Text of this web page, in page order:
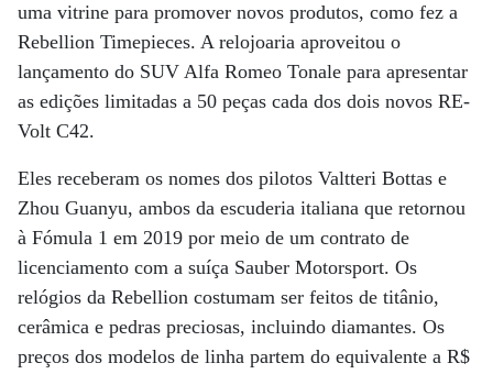
uma vitrine para promover novos produtos, como fez a
Rebellion Timepieces. A relojoaria aproveitou o
lançamento do SUV Alfa Romeo Tonale para apresentar
as edições limitadas a 50 peças cada dos dois novos RE-
Volt C42.
Eles receberam os nomes dos pilotos Valtteri Bottas e
Zhou Guanyu, ambos da escuderia italiana que retornou
à Fómula 1 em 2019 por meio de um contrato de
licenciamento com a suíça Sauber Motorsport. Os
relógios da Rebellion costumam ser feitos de titânio,
cerâmica e pedras preciosas, incluindo diamantes. Os
preços dos modelos de linha partem do equivalente a R$